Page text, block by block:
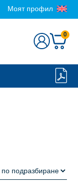
Моят профил
0